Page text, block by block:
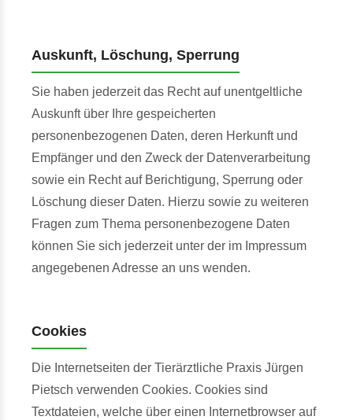
Auskunft, Löschung, Sperrung
Sie haben jederzeit das Recht auf unentgeltliche
Auskunft über Ihre gespeicherten
personenbezogenen Daten, deren Herkunft und
Empfänger und den Zweck der Datenverarbeitung
sowie ein Recht auf Berichtigung, Sperrung oder
Löschung dieser Daten. Hierzu sowie zu weiteren
Fragen zum Thema personenbezogene Daten
können Sie sich jederzeit unter der im Impressum
angegebenen Adresse an uns wenden.
Cookies
Die Internetseiten der Tierärztliche Praxis Jürgen
Pietsch verwenden Cookies. Cookies sind
Textdateien, welche über einen Internetbrowser auf